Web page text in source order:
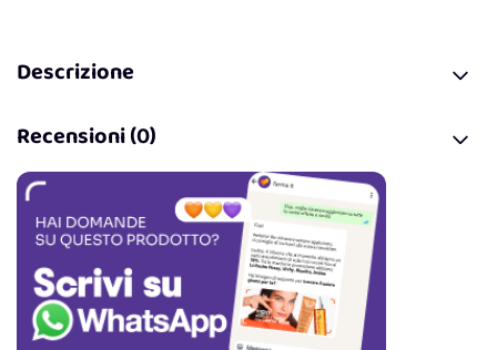
Descrizione
Recensioni (0)